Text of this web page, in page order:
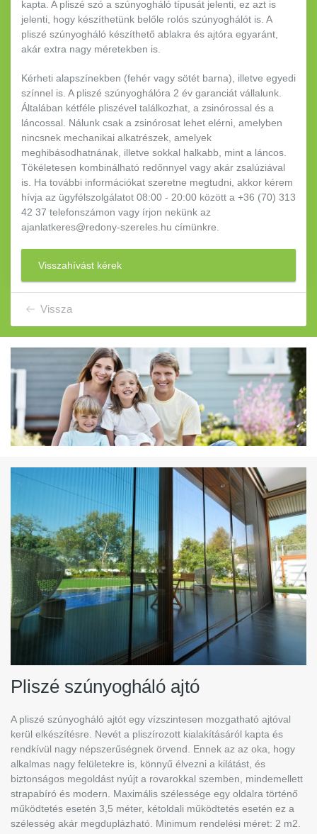
Vissza
kapta. A pliszé szó a szúnyogháló típusát jelenti, ez azt is
jelenti, hogy készíthetünk belőle rolós szúnyoghálót is. A
pliszé szúnyogháló készíthető ablakra és ajtóra egyaránt,
akár extra nagy méretekben is.
Kérheti alapszínekben (fehér vagy sötét barna), illetve egyedi
színnel is. A pliszé szúnyoghálóra 2 év garanciát vállalunk.
Általában kétféle pliszével találkozhat, a zsinórossal és a
láncossal. Nálunk csak a zsinórosat lehet elérni, amelyben
nincsnek mechanikai alkatrészek, amelyek
meghibásodhatnának, illetve sokkal halkabb, mint a láncos.
Tökéletesen kombinálható redőnnyel vagy akár zsalúziával
is. Ha további információkat szeretne megtudni, akkor kérem
hívja az ügyfélszolgálatot 08:00 - 20:00 között a +36 (70) 313
42 37 telefonszámon vagy írjon nekünk az
ajanlatkeres@redony-szereles.hu címünkre.
Visszahívást kérek
Pliszé szúnyogháló ajtó
A pliszé szúnyogháló ajtót egy vízszintesen mozgatható ajtóval
kerül elkészítésre. Nevét a pliszírozott kialakításáról kapta és
rendkívül nagy népszerűségnek örvend. Ennek az az oka, hogy
alkalmas nagy felületekre is, könnyű élvezni a kilátást, és
biztonságos megoldást nyújt a rovarokkal szemben, mindemellett
strapabíró és modern. Maximális szélessége egy oldalra történő
működtetés esetén 3,5 méter, kétoldali működtetés esetén ez a
szélesség akár megduplázható. Minimum rendelési méret: 2 m2.